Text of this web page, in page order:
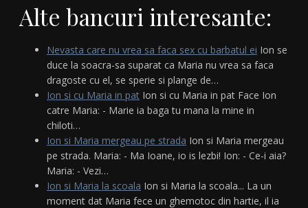
Alte bancuri interesante:
Nevasta care nu vrea sa faca sex cu barbatul ei Ion se
duce la soacra-sa suparat ca Maria nu vrea sa faca
dragoste cu el, se sperie si plange de…
Ion si cu Maria in pat Ion si cu Maria in pat Face Ion
catre Maria: - Marie ia baga tu mana la mine in
chiloti…
Ion si Maria mergeau pe strada Ion si Maria mergeau
pe strada. Maria: - Ma Ioane, io is lezbi! Ion: - Ce-i aia?
Maria: - Vezi…
Ion si Maria la scoala Ion si Maria la scoala... La un
moment dat Maria fece un ghemotoc din hartie, il ia